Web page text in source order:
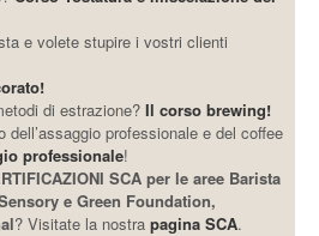
e volete stupire i vostri clienti
di estrazione?Il corso brewing!
dell’assaggio professionale e del coffee
professionale!
SCA per le aree Barista
e Green Foundation,
? Visitate la nostrapagina SCA.